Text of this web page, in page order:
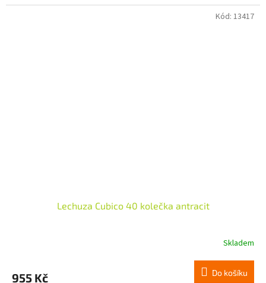
Lechuza Cubico 40 kolečka antracit
Skladem
955 Kč Do košíku
Kód: 13417